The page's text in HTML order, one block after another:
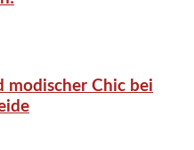
modischer Chic bei